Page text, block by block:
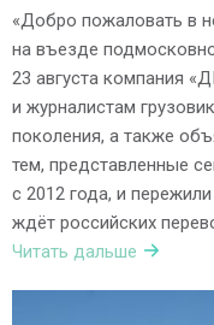
«Добро пожаловать в
на въезде
23 августа компания
и журналистам
поколения, а также
тем, представленные
с 2012 года, и
ждёт российских
Читать дальше